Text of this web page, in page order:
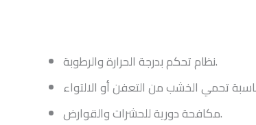
نظام تحكم بدرجة الحرارة والرطوبة.
مكافحة دورية للحشرات والقوارض.